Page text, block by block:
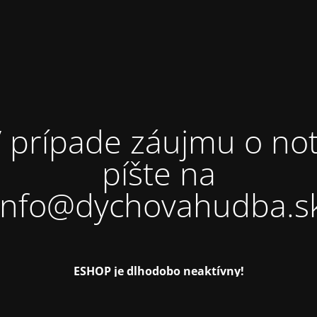
prípade záujmu o
píšte na
ESHOP je dlhodobo neaktívny!